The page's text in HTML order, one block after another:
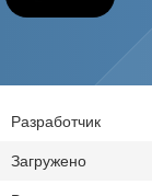
Разработчик
Загружено